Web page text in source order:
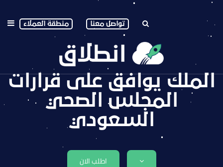
تواصل معنا منطقة العملاء
الملك يوافق على قرارات
المجلس الصحي
السعودي
اطلب الان